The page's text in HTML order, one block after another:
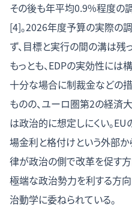
その後も年平均0.9%程度の
[4]。2026年度予算の実際の
ず、目標と実行の間の溝は残
もっとも、EDPの実効性には
十分な場合に制裁金などの
ものの、ユーロ圏第2の経済
は政治的に想定しにくい。
場金利と格付けという外部か
律が政治の側で改革を促す
極端な政治勢力を利する方向
治動学に委ねられている。